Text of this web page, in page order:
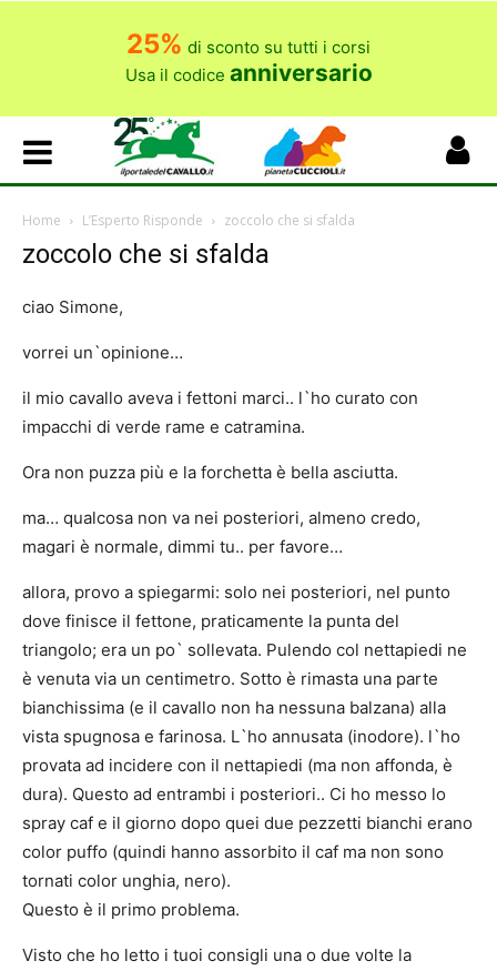
25% di sconto su tutti i corsi
Usa il codice anniversario
Home L’Esperto Risponde zoccolo che si sfalda
zoccolo che si sfalda
ciao Simone,
vorrei un`opinione…
il mio cavallo aveva i fettoni marci.. l`ho curato con
impacchi di verde rame e catramina.
Ora non puzza più e la forchetta è bella asciutta.
ma… qualcosa non va nei posteriori, almeno credo,
magari è normale, dimmi tu.. per favore…
allora, provo a spiegarmi: solo nei posteriori, nel punto
dove finisce il fettone, praticamente la punta del
triangolo; era un po` sollevata. Pulendo col nettapiedi ne
è venuta via un centimetro. Sotto è rimasta una parte
bianchissima (e il cavallo non ha nessuna balzana) alla
vista spugnosa e farinosa. L`ho annusata (inodore). l`ho
provata ad incidere con il nettapiedi (ma non affonda, è
dura). Questo ad entrambi i posteriori.. Ci ho messo lo
spray caf e il giorno dopo quei due pezzetti bianchi erano
color puffo (quindi hanno assorbito il caf ma non sono
tornati color unghia, nero).
Questo è il primo problema.
Visto che ho letto i tuoi consigli una o due volte la